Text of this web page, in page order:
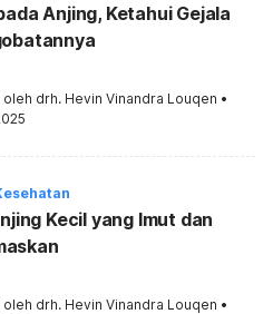
Anjing, Ketahui Gejala
oleh drh. Hevin Vinandra Louqen •
Kecil yang Imut dan
oleh drh. Hevin Vinandra Louqen •